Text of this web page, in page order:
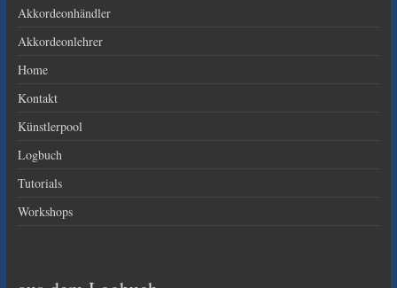
Akkordeonhändler
Akkordeonlehrer
Home
Kontakt
Künstlerpool
Logbuch
Tutorials
Workshops